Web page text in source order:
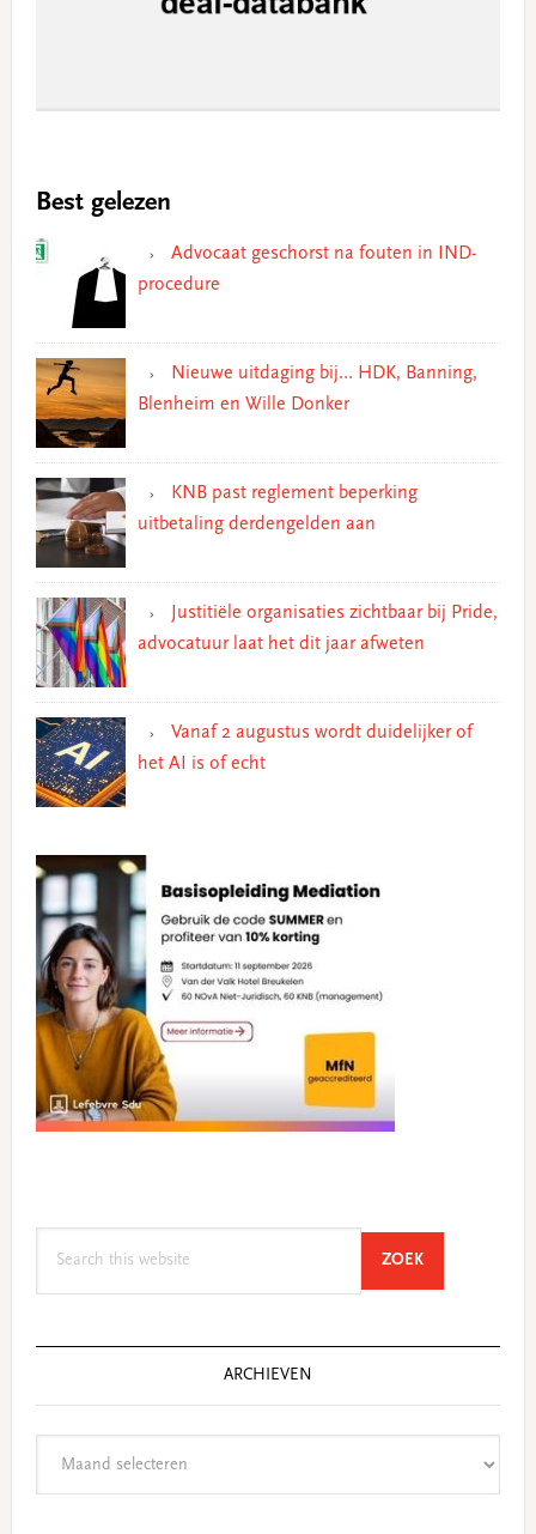
Best gelezen
Advocaat geschorst na fouten in IND-
procedure
Nieuwe uitdaging bij… HDK, Banning,
Blenheim en Wille Donker
KNB past reglement beperking
uitbetaling derdengelden aan
Justitiële organisaties zichtbaar bij Pride,
advocatuur laat het dit jaar afweten
Vanaf 2 augustus wordt duidelijker of
het AI is of echt
ZOEKSEARCH
ARCHIEVEN